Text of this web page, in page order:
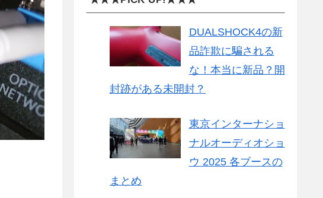
DUALSHOCK4の新
品詐欺に騙される
な！本当に新品？開
封跡がある未開封？
東京インターナショ
ナルオーディオショ
ウ 2025 各ブースの
まとめ